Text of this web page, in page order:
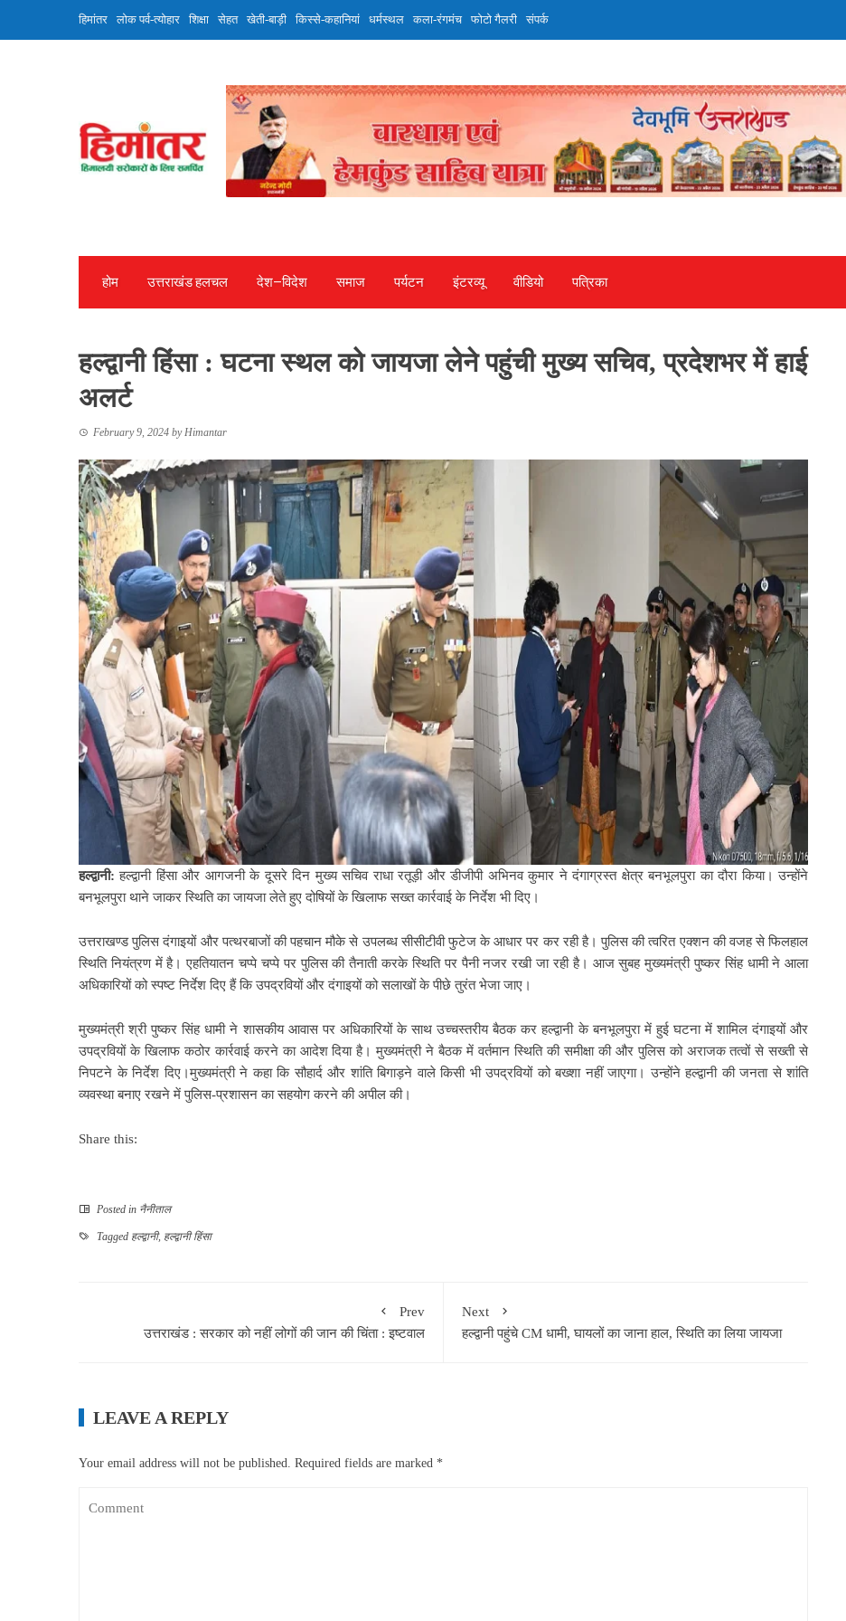
हिमांतर लोक पर्व-त्योहार शिक्षा सेहत खेती-बाड़ी किस्से-कहानियां धर्मस्थल कला-रंगमंच फोटो गैलरी संपर्क
होम उत्तराखंड हलचल देश—विदेश समाज पर्यटन इंटरव्‍यू वीडियो पत्रिका
हल्द्वानी हिंसा : घटना स्थल को जायजा लेने पहुंची मुख्य सचिव, प्रदेशभर में हाई
अलर्ट
February 9, 2024 byHimantar
हल्द्वानी: हल्द्वानी हिंसा और आगजनी के दूसरे दिन मुख्य सचिव राधा रतूड़ी और डीजीपी अभिनव कुमार ने दंगाग्रस्त क्षेत्र बनभूलपुरा का दौरा किया। उन्होंने
बनभूलपुरा थाने जाकर स्थिति का जायजा लेते हुए दोषियों के खिलाफ सख्त कार्रवाई के निर्देश भी दिए।
उत्तराखण्ड पुलिस दंगाइयों और पत्थरबाजों की पहचान मौके से उपलब्ध सीसीटीवी फुटेज के आधार पर कर रही है। पुलिस की त्वरित एक्शन की वजह से फिलहाल
स्थिति नियंत्रण में है। एहतियातन चप्पे चप्पे पर पुलिस की तैनाती करके स्थिति पर पैनी नजर रखी जा रही है। आज सुबह मुख्यमंत्री पुष्कर सिंह धामी ने आला
अधिकारियों को स्पष्ट निर्देश दिए हैं कि उपद्रवियों और दंगाइयों को सलाखों के पीछे तुरंत भेजा जाए।
मुख्यमंत्री श्री पुष्कर सिंह धामी ने शासकीय आवास पर अधिकारियों के साथ उच्चस्तरीय बैठक कर हल्द्वानी के बनभूलपुरा में हुई घटना में शामिल दंगाइयों और
उपद्रवियों के खिलाफ कठोर कार्रवाई करने का आदेश दिया है। मुख्यमंत्री ने बैठक में वर्तमान स्थिति की समीक्षा की और पुलिस को अराजक तत्वों से सख्ती से
निपटने के निर्देश दिए।मुख्यमंत्री ने कहा कि सौहार्द और शांति बिगाड़ने वाले किसी भी उपद्रवियों को बख्शा नहीं जाएगा। उन्होंने हल्द्वानी की जनता से शांति
व्यवस्था बनाए रखने में पुलिस-प्रशासन का सहयोग करने की अपील की।
Share this:
Posted in नैनीताल
Tagged हल्द्वानी, हल्द्वानी हिंसा
Prev
उत्तराखंड : सरकार को नहीं लोगों की जान की चिंता : इष्टवाल
Next
हल्द्वानी पहुंचे CM धामी, घायलों का जाना हाल, स्थिति का लिया जायजा
LEAVE A REPLY
Your email address will not be published. Required fields are marked *